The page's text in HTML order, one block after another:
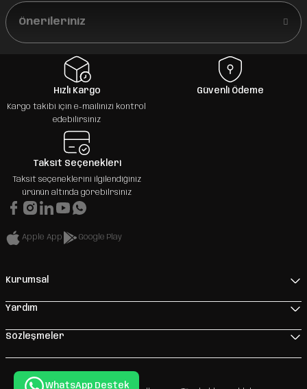
Önerileriniz
Hızlı Kargo
Kargo takibi için e-mailinizi kontrol
edebilirsiniz
Güvenli Ödeme
Taksit Seçenekleri
Taksit seçeneklerini ilgilendiğiniz
ürünün altında görebilrsiniz
Apple App Google Play
Kurumsal
Yardım
Sözleşmeler
WhatsApp Destek